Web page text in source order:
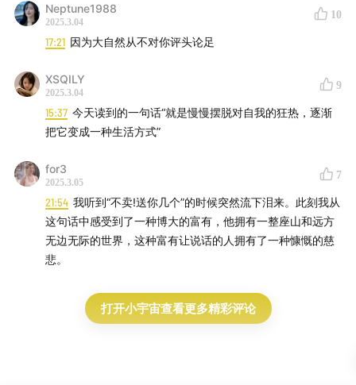
Neptune1988
2025.3.04
10
17:21 因为大自然从不对你评头论足
XSQILY
2025.3.04
9
15:37 今天读到的一句话“就是慢慢摆脱对自我的狂热，逐渐
把它变成一种生活方式”
for3
2025.3.05
7
21:54 我听到“不卖!送你几个”的时候突然流下泪来。此刻我从
这句话中感受到了一种博大的富有，他拥有一整座山和远方
无边无际的世界，这种富有让说话的人拥有了一种慷慨的慈
悲。
打开小宇宙查看更多精彩评论